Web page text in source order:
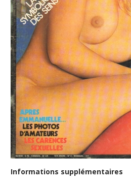
Informations supplémentaires